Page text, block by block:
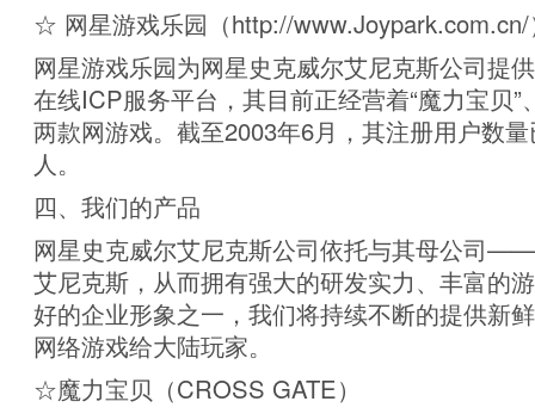
☆ 网星游戏乐园（http://www.Joypark.com.cn/
网星游戏乐园为网星史克威尔艾尼克斯公司提
在线ICP服务平台，其目前正经营着“魔力宝贝”
两款网游戏。截至2003年6月，其注册用户数
人。
四、我们的产品
网星史克威尔艾尼克斯公司依托与其母公司
艾尼克斯，从而拥有强大的研发实力、丰富的
好的企业形象之一，我们将持续不断的提供新
网络游戏给大陆玩家。
☆魔力宝贝（CROSS GATE）